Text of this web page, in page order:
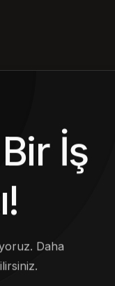
İş
Daha